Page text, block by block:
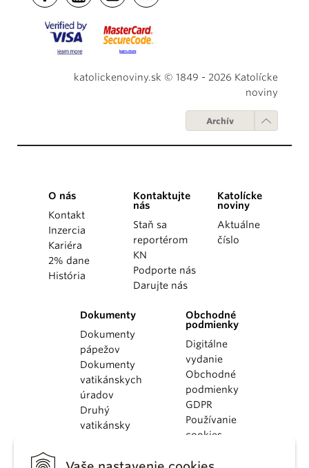
katolickenoviny.sk © 1849 - 2026 Katolícke
noviny
Archív
O nás
Kontakt
Inzercia
Kariéra
2% dane
História
Kontaktujte
nás
Staň sa
reportérom
KN
Podporte nás
Darujte nás
Katolícke
noviny
Aktuálne
číslo
Dokumenty
Dokumenty
pápežov
Dokumenty
vatikánskych
úradov
Druhý
vatikánsky
Obchodné
podmienky
Digitálne
vydanie
Obchodné
podmienky
GDPR
Používanie
cookies